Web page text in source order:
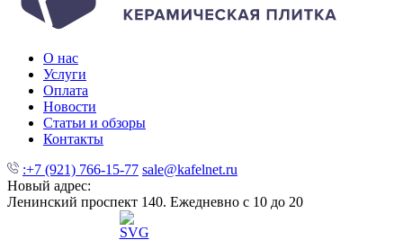
О нас
Услуги
Оплата
Новости
Статьи и обзоры
Контакты
:+7 (921) 766-15-77 sale@kafelnet.ru
Новый адрес:
Ленинский проспект 140. Ежедневно с 10 до 20